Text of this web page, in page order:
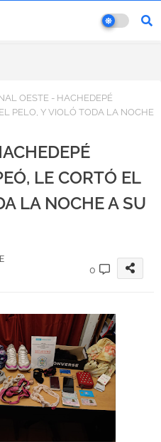
OESTE - HACHEDEPÉ
PELO, Y VIOLÓ TODA LA NOCHE
LE CORTÓ EL
LA NOCHE A SU
0